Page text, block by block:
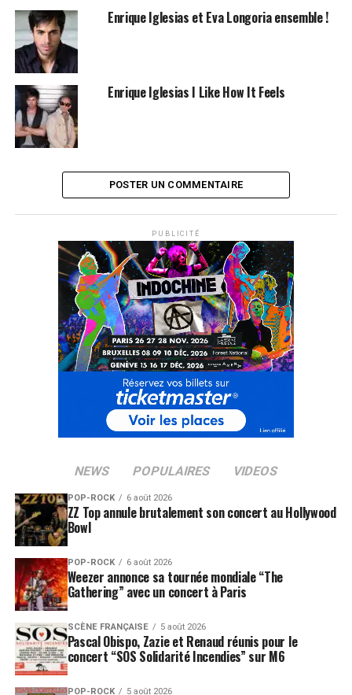
Enrique Iglesias et Eva Longoria ensemble !
Enrique Iglesias I Like How It Feels
POSTER UN COMMENTAIRE
PUBLICITÉ
NEWS POPULAIRES VIDEOS
POP-ROCK 6 août 2026
ZZ Top annule brutalement son concert au Hollywood
Bowl
POP-ROCK 6 août 2026
Weezer annonce sa tournée mondiale “The
Gathering” avec un concert à Paris
SCÈNE FRANÇAISE 5 août 2026
Pascal Obispo, Zazie et Renaud réunis pour le
concert “SOS Solidarité Incendies” sur M6
POP-ROCK 5 août 2026